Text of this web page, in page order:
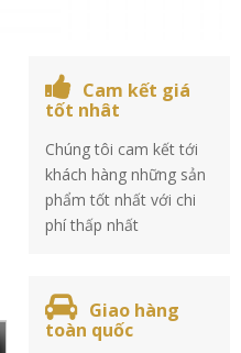
Cam kết giá
tốt nhât
Chúng tôi cam kết tới
khách hàng những sản
phẩm tốt nhất với chi
phí thấp nhất
Giao hàng
toàn quốc